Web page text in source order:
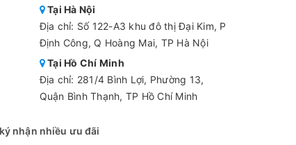
Tại Hà Nội
Địa chỉ: Số 122-A3 khu đô thị Đại Kim, P
Định Công, Q Hoàng Mai, TP Hà Nội
Tại Hồ Chí Minh
Địa chỉ: 281/4 Bình Lợi, Phường 13,
Quận Bình Thạnh, TP Hồ Chí Minh
nhận nhiều ưu đãi